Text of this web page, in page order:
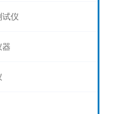
试仪
器